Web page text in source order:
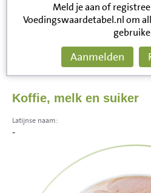
Meld je aan of
Voedingswaardetabel.nl om
Aanmelden
Koffie, melk en suiker
Latijnse naam:
-